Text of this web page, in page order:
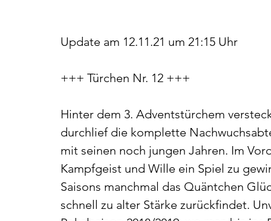
Update am 12.11.21 um 21:15 Uhr
+++ Türchen Nr. 12 +++
Hinter dem 3. Adventstürchem
durchlief die komplette
mit seinen noch jungen Jahren. Im
Kampfgeist und Wille ein Spiel zu
Saisons manchmal das Quäntchen
schnell zu alter Stärke zurückfindet.